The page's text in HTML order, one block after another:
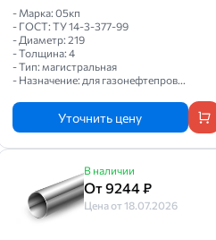
- Марка: 05кп
- ГОСТ: ТУ 14-3-377-99
- Диаметр: 219
- Толщина: 4
- Тип: магистральная
- Назначение: для газонефтепров...
Уточнить цену
В наличии
От 9244 ₽
Цена от 18.07.2026